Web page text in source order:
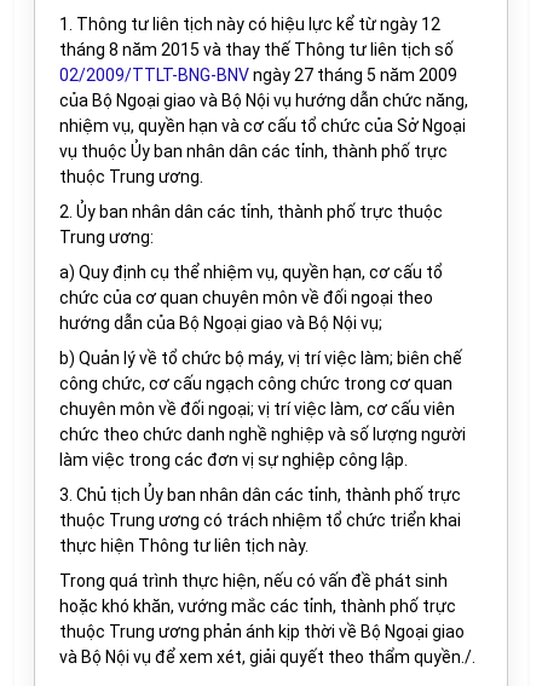
1. Thông tư liên tịch này có hiệu lực kể từ ngày 12
tháng 8 năm 2015 và thay thế Thông tư liên tịch số
02/2009/TTLT-BNG-BNVngày 27 tháng 5 năm 2009
của Bộ Ngoại giao và Bộ Nội vụ hướng dẫn chức năng,
nhiệm vụ, quyền hạn và cơ cấu tổ chức của Sở Ngoại
vụ thuộc Ủy ban nhân dân các tỉnh, thành phố trực
thuộc Trung ương.
2. Ủy ban nhân dân các tỉnh, thành phố trực thuộc
Trung ương:
a) Quy định cụ thể nhiệm vụ, quyền hạn, cơ cấu tổ
chức của cơ quan chuyên môn về đối ngoại theo
hướng dẫn của Bộ Ngoại giao và Bộ Nội vụ;
b) Quản lý về tổ chức bộ máy, vị trí việc làm; biên chế
công chức, cơ cấu ngạch công chức trong cơ quan
chuyên môn về đối ngoại; vị trí việc làm, cơ cấu viên
chức theo chức danh nghề nghiệp và số lượng người
làm việc trong các đơn vị sự nghiệp công lập.
3. Chủ tịch Ủy ban nhân dân các tỉnh, thành phố trực
thuộc Trung ương có trách nhiệm tổ chức triển khai
thực hiện Thông tư liên tịch này.
Trong quá trình thực hiện, nếu có vấn đề phát sinh
hoặc khó khăn, vướng mắc các tỉnh, thành phố trực
thuộc Trung ương phản ánh kịp thời về Bộ Ngoại giao
và Bộ Nội vụ để xem xét, giải quyết theo thẩm quyền./.